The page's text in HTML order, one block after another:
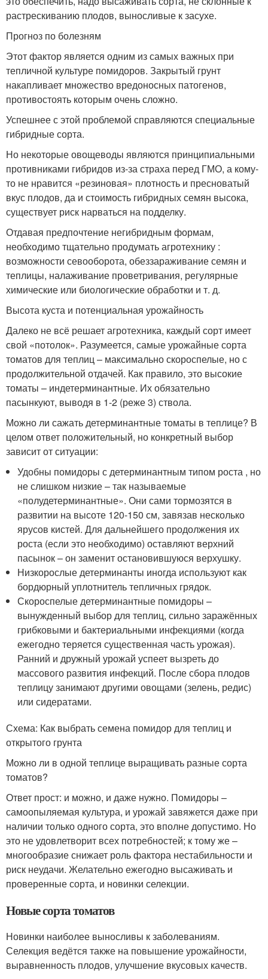
растрескиванию плодов, выносливые к засухе.
Прогноз по болезням
Этот фактор является одним из самых важных при
тепличной культуре помидоров. Закрытый грунт
накапливает множество вредоносных патогенов,
противостоять которым очень сложно.
Успешнее с этой проблемой справляются специальные
гибридные сорта.
Но некоторые овощеводы являются принципиальными
противниками гибридов из-за страха перед ГМО, а кому-
то не нравится «резиновая» плотность и пресноватый
вкус плодов, да и стоимость гибридных семян высока,
существует риск нарваться на подделку.
Отдавая предпочтение негибридным формам,
необходимо тщательно продумать агротехнику :
возможности севооборота, обеззараживание семян и
теплицы, налаживание проветривания, регулярные
химические или биологические обработки и т. д.
Высота куста и потенциальная урожайность
Далеко не всё решает агротехника, каждый сорт имеет
свой «потолок». Разумеется, самые урожайные сорта
томатов для теплиц – максимально скороспелые, но с
продолжительной отдачей. Как правило, это высокие
томаты – индетерминантные. Их обязательно
пасынкуют, выводя в 1-2 (реже 3) ствола.
Можно ли сажать детерминантные томаты в теплице? В
целом ответ положительный, но конкретный выбор
зависит от ситуации:
Удобны помидоры с детерминантным типом роста , но
не слишком низкие – так называемые
«полудетерминантные». Они сами тормозятся в
развитии на высоте 120-150 см, завязав несколько
ярусов кистей. Для дальнейшего продолжения их
роста (если это необходимо) оставляют верхний
пасынок – он заменит остановившуюся верхушку.
Низкорослые детерминанты иногда используют как
бордюрный уплотнитель тепличных грядок.
Скороспелые детерминантные помидоры –
вынужденный выбор для теплиц, сильно заражённых
грибковыми и бактериальными инфекциями (когда
ежегодно теряется существенная часть урожая).
Ранний и дружный урожай успеет вызреть до
массового развития инфекций. После сбора плодов
теплицу занимают другими овощами (зелень, редис)
или сидератами.
Схема: Как выбрать семена помидор для теплиц и
открытого грунта
Можно ли в одной теплице выращивать разные сорта
томатов?
Ответ прост: и можно, и даже нужно. Помидоры –
самоопыляемая культура, и урожай завяжется даже при
наличии только одного сорта, это вполне допустимо. Но
это не удовлетворит всех потребностей; к тому же –
многообразие снижает роль фактора нестабильности и
риск неудачи. Желательно ежегодно высаживать и
проверенные сорта, и новинки селекции.
Новые сорта томатов
Новинки наиболее выносливы к заболеваниям.
Селекция ведётся также на повышение урожайности,
выравненность плодов, улучшение вкусовых качеств.